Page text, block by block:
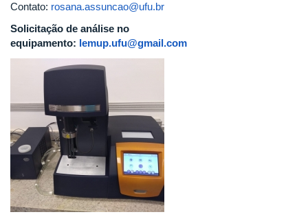
Contato: rosana.assuncao@ufu.br
Solicitação de análise no
equipamento: lemup.ufu@gmail.com